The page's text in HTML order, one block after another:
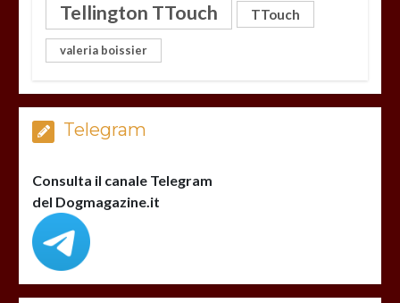
Tellington TTouch TTouch
valeria boissier
Telegram
Consulta il canale Telegram
del Dogmagazine.it